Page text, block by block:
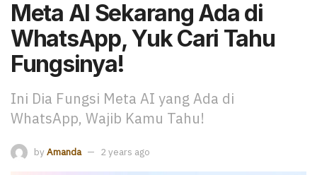
Meta AI Sekarang Ada di
WhatsApp, Yuk Cari Tahu
Fungsinya!
Ini Dia Fungsi Meta AI yang Ada di
WhatsApp, Wajib Kamu Tahu!
by Amanda 2 years ago